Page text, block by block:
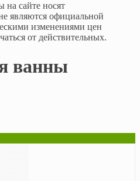
на сайте носят
являются официальной
изменениями цен
от действительных.
ванны